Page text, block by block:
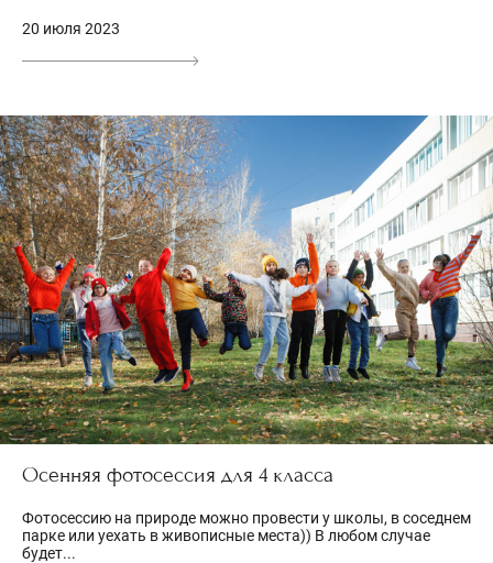
20 июля 2023
Осенняя фотосессия для 4 класса
Фотосессию на природе можно провести у школы, в соседнем
парке или уехать в живописные места)) В любом случае
будет...